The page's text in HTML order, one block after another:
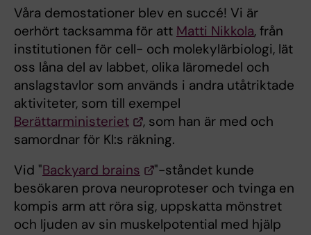
Våra demostationer blev en succé! Vi är
oerhört tacksamma för att Matti Nikkola, från
institutionen för cell- och molekylärbiologi, lät
oss låna del av labbet, olika läromedel och
anslagstavlor som används i andra utåtriktade
aktiviteter, som till exempel
Berättarministeriet
, som han är med och
samordnar för KI:s räkning.
Vid "Backyard brains
"-ståndet kunde
besökaren prova neuroproteser och tvinga en
kompis arm att röra sig, uppskatta mönstret
och ljuden av sin muskelpotential med hjälp